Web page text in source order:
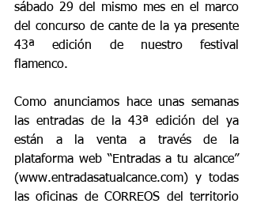
sábado 29 del mismo mes en el marco
del concurso de cante de la ya presente
43ª edición de nuestro festival
flamenco.
Como anunciamos hace unas semanas
las entradas de la 43ª edición del ya
están a la venta a través de la
plataforma web “Entradas a tu alcance”
(www.entradasatualcance.com) y todas
las oficinas de CORREOS del territorio